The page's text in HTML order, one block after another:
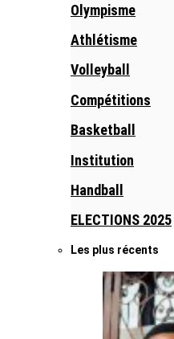
Olympisme
Athlétisme
Volleyball
Compétitions
Basketball
Institution
Handball
ELECTIONS 2025
Les plus récents